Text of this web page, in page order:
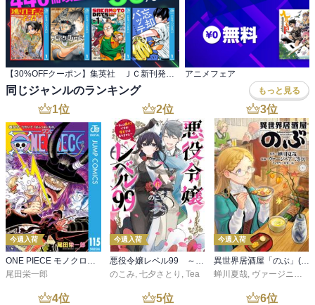
アニメフェア
同じジャンルのランキング もっと見る
1位
今週入荷
ONE PIECE モノクロ版 115
尾田栄一郎
2位
今週入荷
悪役令嬢レベル99 ～私は裏ボスですが魔王ではありません～ その６
のこみ, 七夕さとり , Tea
3位
今週入荷
異世界居酒屋「のぶ」(22)
蝉川夏哉, ヴァージニア二等兵
4位 5位 6位